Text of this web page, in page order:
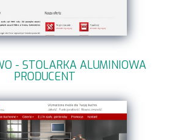
- STOLARKA ALUMINIOWA
PRODUCENT